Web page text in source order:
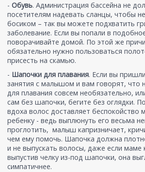
- Обувь. Администрация бассейна не
посетителям надевать сланцы, чтобы
босиком – так вы можете подхватить
заболевание. Если вы попали в
поворачивайте домой. По этой же
обязательно нужно пользоваться
присесть на скамью.
- Шапочки для плавания. Если вы
занятия с малышом и вам говорят, что
для плавания совсем необязательно,
сам без шапочки, бегите без оглядки.
вдоха волос доставляет беспокойство
ребенку - ведь выплюнуть его весьма
проглотить, малыш капризничает,
чем ему помочь. Шапочка должна
и не выпускать волосы, даже если маме
выпустив челку из-под шапочки, она
симпатичнее.